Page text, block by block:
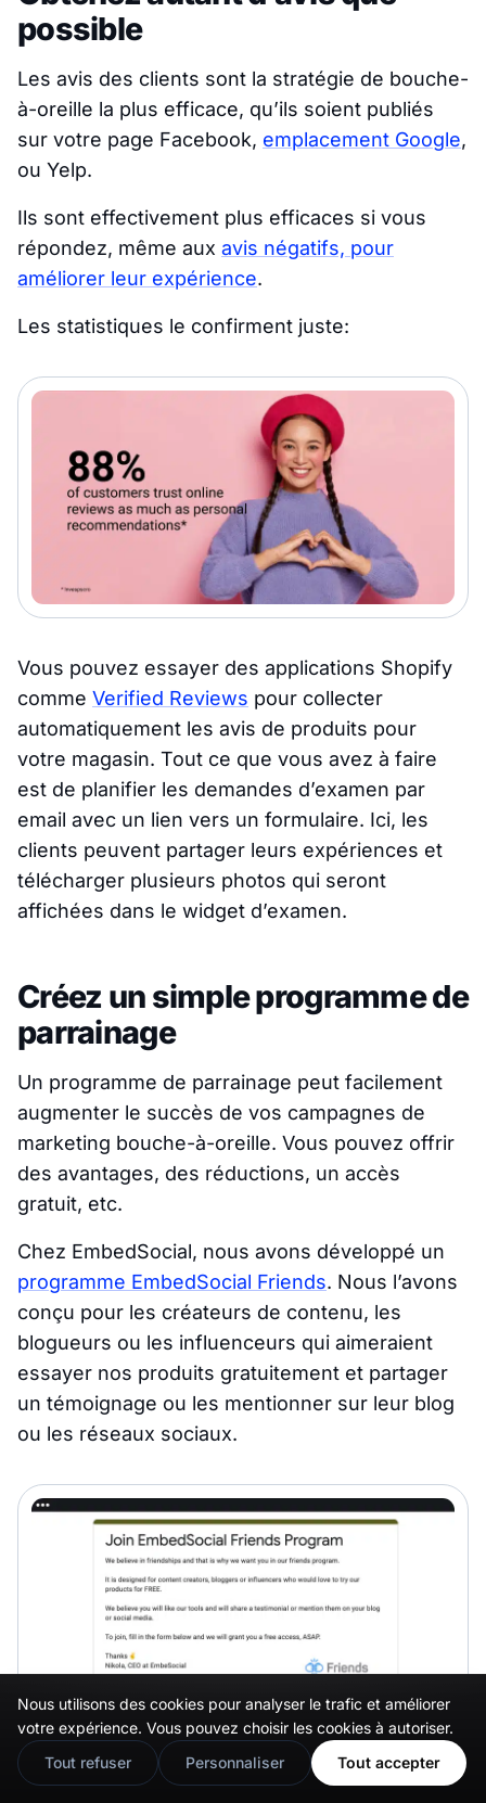
possible
Les avis des clients sont la stratégie de bouche-
à-oreille la plus efficace, qu’ils soient publiés
sur votre page Facebook, emplacement Google,
ou Yelp.
Ils sont effectivement plus efficaces si vous
répondez, même aux avis négatifs, pour
améliorer leur expérience.
Les statistiques le confirment juste:
Vous pouvez essayer des applications Shopify
comme Verified Reviews pour collecter
automatiquement les avis de produits pour
votre magasin. Tout ce que vous avez à faire
est de planifier les demandes d’examen par
email avec un lien vers un formulaire. Ici, les
clients peuvent partager leurs expériences et
télécharger plusieurs photos qui seront
affichées dans le widget d’examen.
Créez un simple programme de
parrainage
Un programme de parrainage peut facilement
augmenter le succès de vos campagnes de
marketing bouche-à-oreille. Vous pouvez offrir
des avantages, des réductions, un accès
gratuit, etc.
Chez EmbedSocial, nous avons développé un
programme EmbedSocial Friends. Nous l’avons
conçu pour les créateurs de contenu, les
blogueurs ou les influenceurs qui aimeraient
essayer nos produits gratuitement et partager
un témoignage ou les mentionner sur leur blog
ou les réseaux sociaux.
Nous utilisons des cookies pour analyser le trafic et améliorer
votre expérience. Vous pouvez choisir les cookies à autoriser.
Tout refuser
Personnaliser Tout accepter
🇬🇧Would you prefer this site in English?
View in English